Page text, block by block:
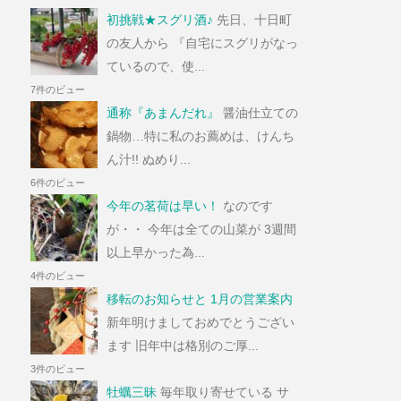
初挑戦★スグリ酒♪ 先日、十日町
の友人から 『自宅にスグリがなっ
ているので、使...
7件のビュー
通称『あまんだれ』
醤油仕立ての
鍋物…特に私のお薦めは、けんち
ん汁!! ぬめり...
6件のビュー
今年の茗荷は早い！
なのです
が・・ 今年は全ての山菜が 3週間
以上早かった為...
4件のビュー
移転のお知らせと 1月の営業案内
新年明けましておめでとうござい
ます 旧年中は格別のご厚...
3件のビュー
牡蠣三昧 毎年取り寄せている サ